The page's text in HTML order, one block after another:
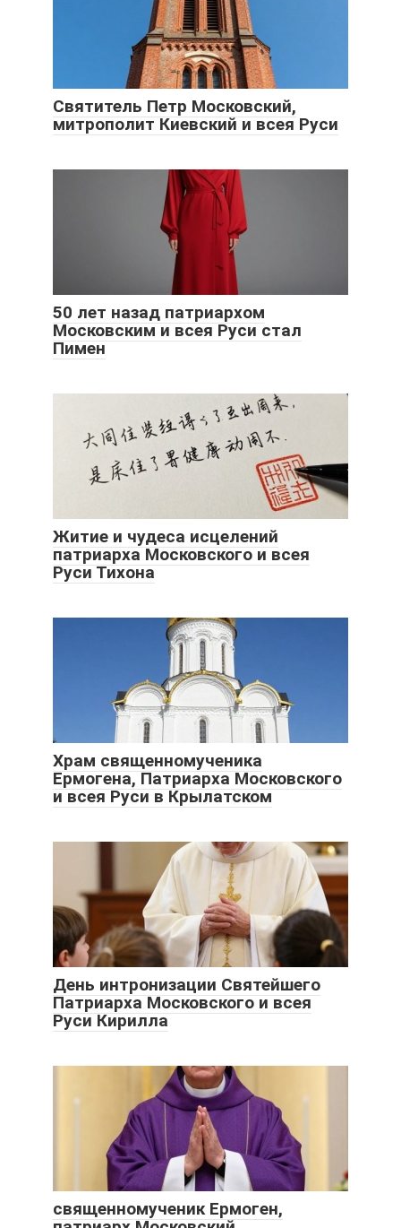
Святитель Петр Московский,
митрополит Киевский и всея Руси
50 лет назад патриархом
Московским и всея Руси стал
Пимен
Житие и чудеса исцелений
патриарха Московского и всея
Руси Тихона
Храм священномученика
Ермогена, Патриарха Московского
и всея Руси в Крылатском
День интронизации Святейшего
Патриарха Московского и всея
Руси Кирилла
священномученик Ермоген,